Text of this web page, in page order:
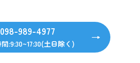
098-989-4977
:9:30~17:30(土日除く)